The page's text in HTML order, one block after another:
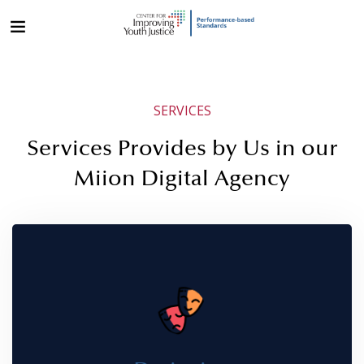
SERVICES
Services Provides by Us in our
Miion Digital Agency
Designing